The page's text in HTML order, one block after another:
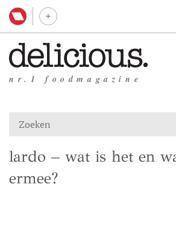
nr.1 foodmagazine
lardo – wat is het en
ermee?